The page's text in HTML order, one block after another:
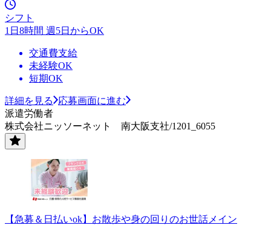
シフト
1日8時間 週5日からOK
交通費支給
未経験OK
短期OK
詳細を見る
応募画面に進む
派遣労働者
株式会社ニッソーネット 南大阪支社/1201_6055
【急募＆日払いok】お散歩や身の回りのお世話メイン